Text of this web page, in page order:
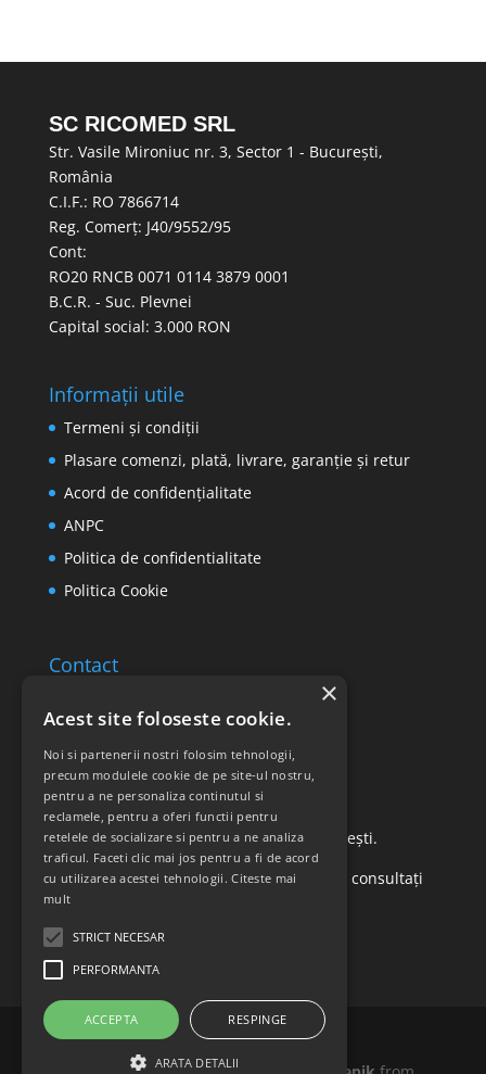
SC RICOMED SRL
Str. Vasile Mironiuc nr. 3, Sector 1 - București,
România
C.I.F.: RO 7866714
Reg. Comerț: J40/9552/95
Cont:
RO20 RNCB 0071 0114 3879 0001
B.C.R. - Suc. Plevnei
Capital social: 3.000 RON
Informații utile
Termeni și condiții
Plasare comenzi, plată, livrare, garanție și retur
Acord de confidențialitate
ANPC
Politica de confidentialitate
Politica Cookie
Contact
Retur produse
Str. Vasile Mironiuc nr. 3, Sector 1, București.
Pentru detalii suplimentare, vă rugăm să consultați
politica de returnare a produselor
Acest site foloseste cookie.
Noi si partenerii nostri folosim tehnologii,
precum modulele cookie de pe site-ul nostru,
pentru a ne personaliza continutul si
reclamele, pentru a oferi functii pentru
retelele de socializare si pentru a ne analiza
traficul. Faceti clic mai jos pentru a fi de acord
cu utilizarea acestei tehnologii.Citeste mai
mult
STRICT NECESAR
PERFORMANTA
ACCEPTA RESPINGE
ARATA DETALII
×